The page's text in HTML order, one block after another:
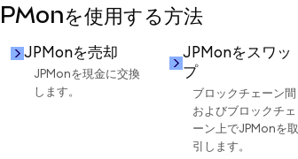
を使用する方法
JPMonを売却
JPMonを現金に交換
します。
JPMonをスワッ
プ
ブロックチェーン間
およびブロックチェ
ーン上でJPMonを取
引します。